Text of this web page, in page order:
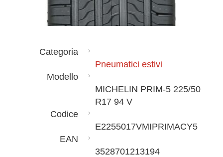
Categoria
Pneumatici estivi
Modello
MICHELIN PRIM-5 225/50
R17 94 V
Codice
E2255017VMIPRIMACY5
EAN
3528701213194